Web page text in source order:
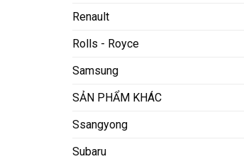
Renault
Rolls - Royce
Samsung
SẢN PHẨM KHÁC
Ssangyong
Subaru